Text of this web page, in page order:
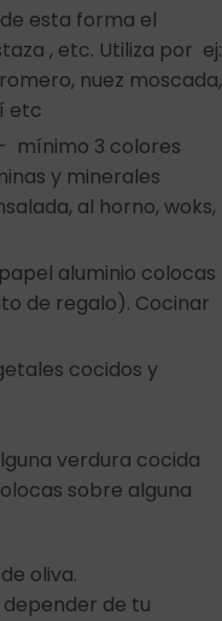
esta forma el
, etc. Utiliza por ej:
nuez moscada,
etc
- mínimo 3 colores
y minerales
al horno, woks,
aluminio colocas
de regalo). Cocinar
cocidos y
verdura cocida
sobre alguna
oliva.
de tu